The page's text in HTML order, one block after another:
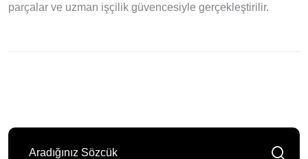
parçalar ve uzman işçilik güvencesiyle gerçekleştirilir.